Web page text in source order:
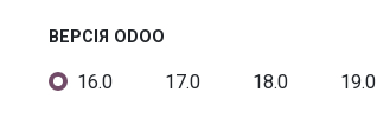
ВЕРСІЯ ODOO
16.0 17.0 18.0 19.0